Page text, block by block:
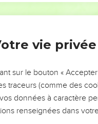
DE
ÉVITER LES VOTRES ?
leur impact, leur foi
difficiles qu'ils ont traversés,
vie
sur le bouton «
traceurs (comme des
données à caractère
renseignées dans